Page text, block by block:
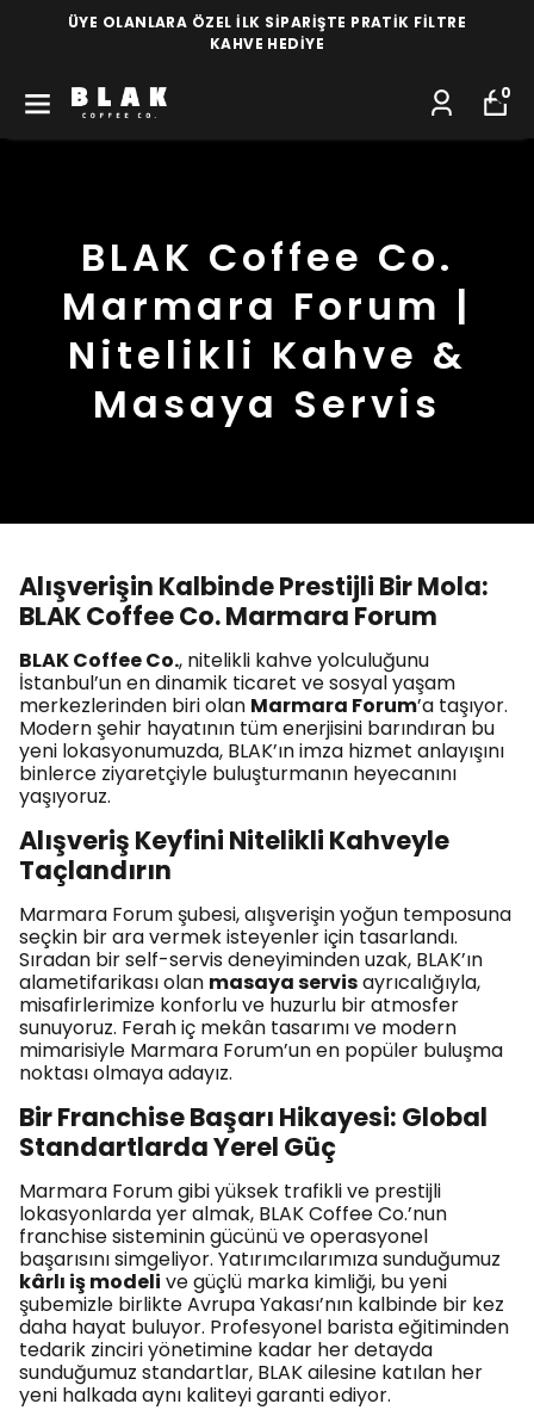
ÜYE OLANLARA ÖZEL İLK SİPARİŞTE PRATİK FİLTRE
KAHVE HEDİYE
0
BLAK Coffee Co.
Marmara Forum |
Nitelikli Kahve &
Masaya Servis
Alışverişin Kalbinde Prestijli Bir Mola:
BLAK Coffee Co. Marmara Forum
BLAK Coffee Co., nitelikli kahve yolculuğunu
İstanbul’un en dinamik ticaret ve sosyal yaşam
merkezlerinden biri olan Marmara Forum’a taşıyor.
Modern şehir hayatının tüm enerjisini barındıran bu
yeni lokasyonumuzda, BLAK’ın imza hizmet anlayışını
binlerce ziyaretçiyle buluşturmanın heyecanını
yaşıyoruz.
Alışveriş Keyfini Nitelikli Kahveyle
Taçlandırın
Marmara Forum şubesi, alışverişin yoğun temposuna
seçkin bir ara vermek isteyenler için tasarlandı.
Sıradan bir self-servis deneyiminden uzak, BLAK’ın
alametifarikası olan masaya servisayrıcalığıyla,
misafirlerimize konforlu ve huzurlu bir atmosfer
sunuyoruz. Ferah iç mekân tasarımı ve modern
mimarisiyle Marmara Forum’un en popüler buluşma
noktası olmaya adayız.
Bir Franchise Başarı Hikayesi: Global
Standartlarda Yerel Güç
Marmara Forum gibi yüksek trafikli ve prestijli
lokasyonlarda yer almak, BLAK Coffee Co.’nun
franchise sisteminin gücünü ve operasyonel
başarısını simgeliyor. Yatırımcılarımıza sunduğumuz
kârlı iş modeli ve güçlü marka kimliği, bu yeni
şubemizle birlikte Avrupa Yakası’nın kalbinde bir kez
daha hayat buluyor. Profesyonel barista eğitiminden
tedarik zinciri yönetimine kadar her detayda
sunduğumuz standartlar, BLAK ailesine katılan her
yeni halkada aynı kaliteyi garanti ediyor.